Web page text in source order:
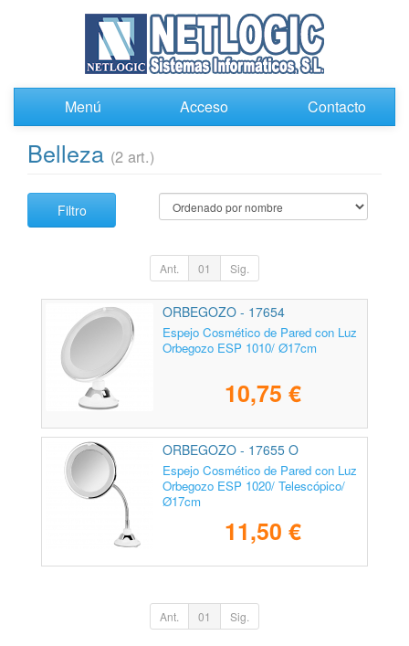
Menú Acceso Contacto
Belleza (2 art.)
Filtro
Ant. 01 Sig.
ORBEGOZO - 17654
Espejo Cosmético de Pared con Luz
Orbegozo ESP 1010/ Ø17cm
10,75 €
ORBEGOZO - 17655 O
Espejo Cosmético de Pared con Luz
Orbegozo ESP 1020/ Telescópico/
Ø17cm
11,50 €
Ant. 01 Sig.